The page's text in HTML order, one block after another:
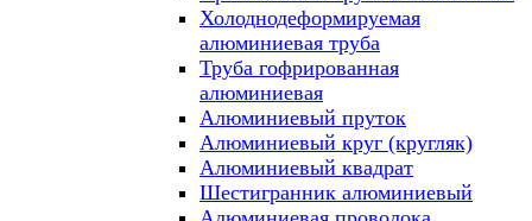
Холоднодеформируемая
алюминиевая труба
Труба гофрированная
алюминиевая
Алюминиевый пруток
Алюминиевый круг (кругляк)
Алюминиевый квадрат
Шестигранник алюминиевый